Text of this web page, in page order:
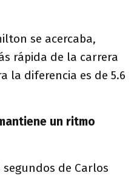
se acercaba,
rápida de la carrera
la diferencia es de 5.6
un ritmo
de Carlos